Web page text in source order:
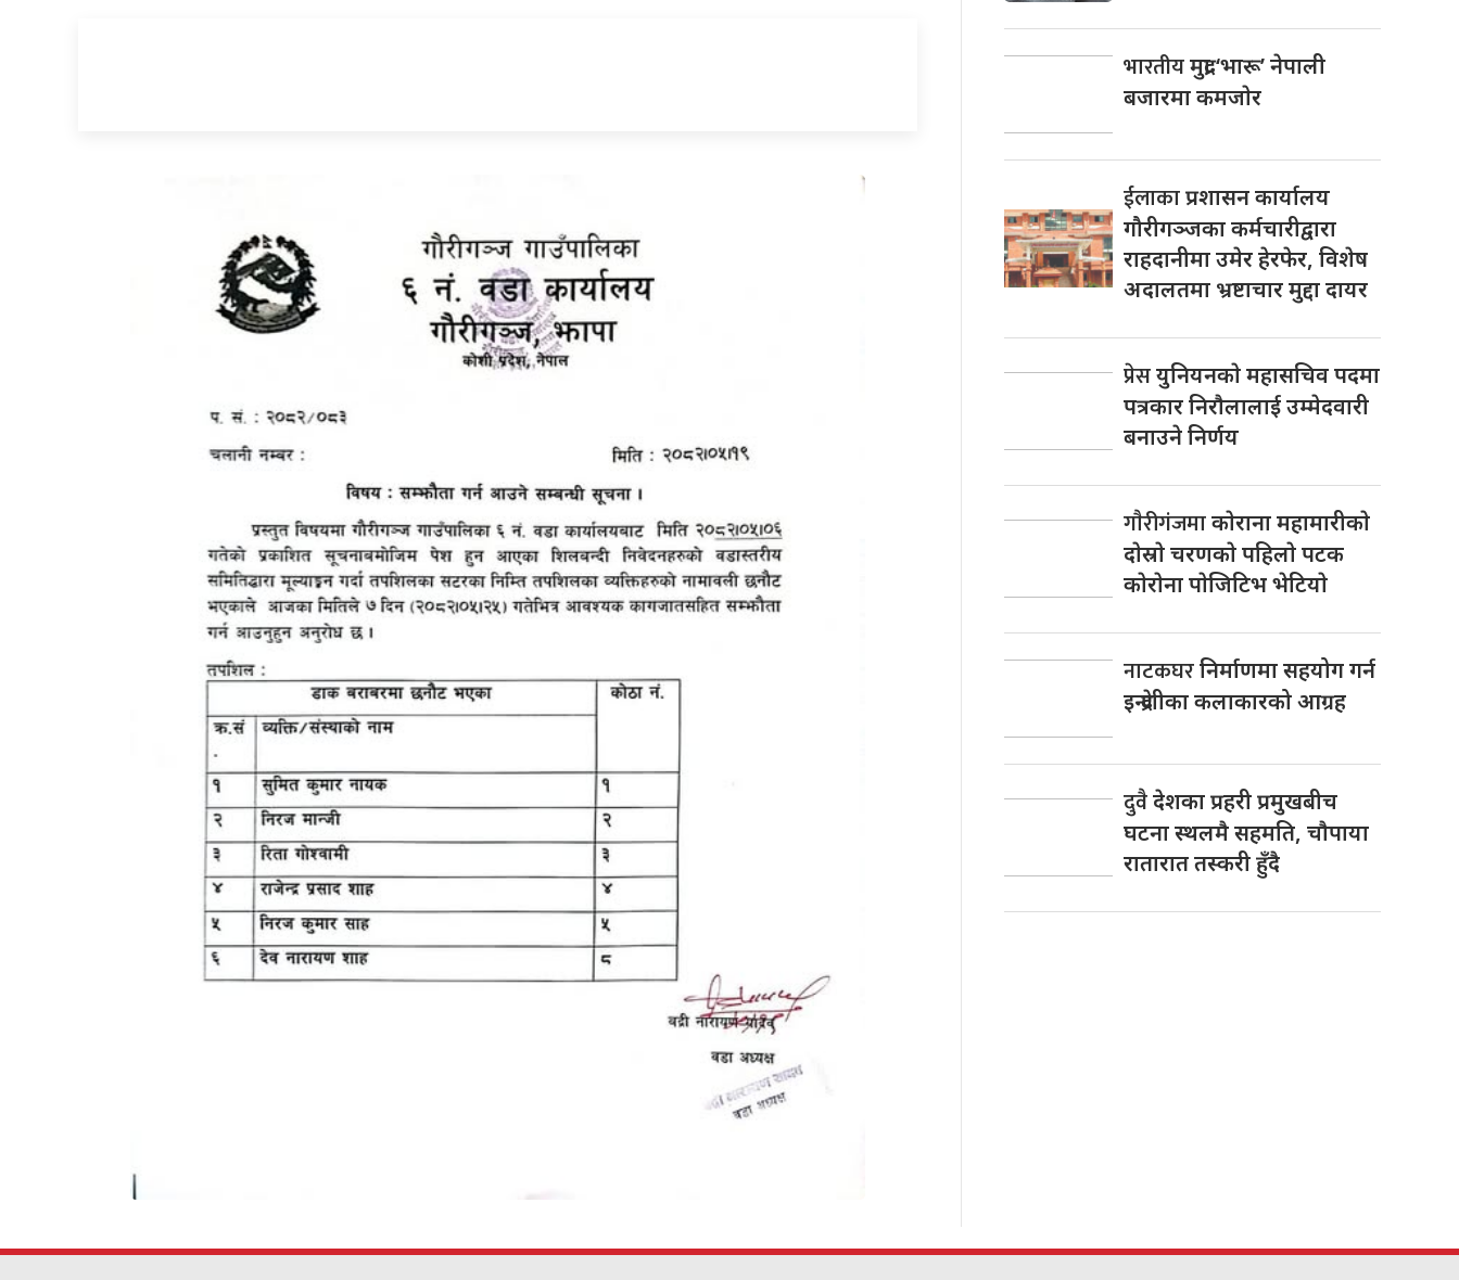
भारतीयमुद्रा ‘भारू’ नेपाली
बजारमा कमजाेर
ईलाकाप्रशासन कार्यालय
गौरीगञ्जका कर्मचारीद्वारा
राहदानीमा उमेर हेरफेर, विशेष
अदालतमा भ्रष्टाचार मुद्दा दायर
प्रेसयुनियनकाे महासचिव पदमा
पत्रकार निराैलालाई उम्मेदवारी
बनाउने निर्णय
गाैरीगंजमाकाेराना महामारीकाे
दाेस्राे चरणकाे पहिलाे पटक
काेराेना पाेजिटिभ भेटियाे
नाटकघरनिर्माणमा सहयोग गर्न
इन्द्रेणीका कलाकारको आग्रह
दुवैदेशका प्रहरी प्रमुखबीच
घटना स्थलमै सहमति, चाैपाया
रातारात तस्करी हुँदै